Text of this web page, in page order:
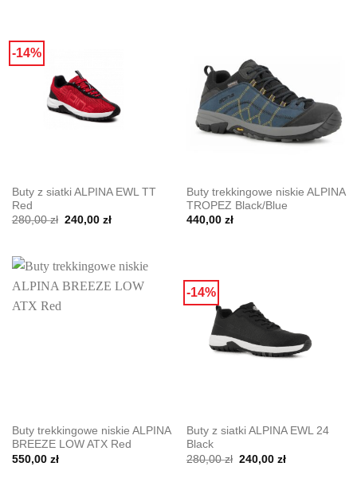
-14%
Buty z siatki ALPINA EWL TT
Red
280,00zł Pierwotna
240,00 złAktualna
Buty trekkingowe niskie ALPINA
TROPEZ Black/Blue
440,00 zł
Buty trekkingowe niskie ALPINA
BREEZE LOW ATX Red
550,00 zł
-14%
Buty z siatki ALPINA EWL 24
Black
280,00zł Pierwotna
240,00 złAktualna